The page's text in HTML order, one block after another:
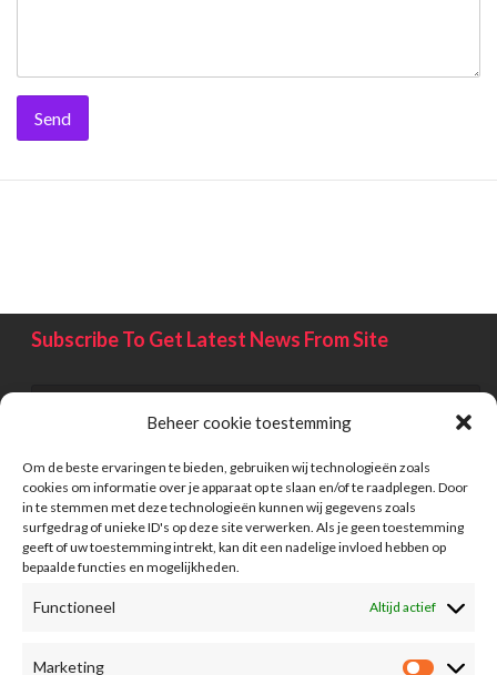
Beheer cookie toestemming
Om de beste ervaringen te bieden, gebruiken wij technologieën zoals
cookies om informatie over je apparaat op te slaan en/of te raadplegen. Door
in te stemmen met deze technologieën kunnen wij gegevens zoals
surfgedrag of unieke ID's op deze site verwerken. Als je geen toestemming
geeft of uw toestemming intrekt, kan dit een nadelige invloed hebben op
bepaalde functies en mogelijkheden.
Functioneel Altijd actief
Marketing
Subscribe To Get Latest News From Site
Information